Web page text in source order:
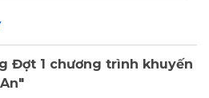
Đợt 1 chương trình khuyến